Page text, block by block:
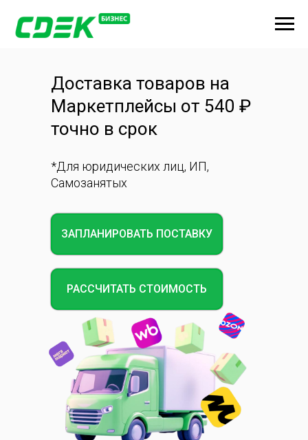
*Для юридических лиц, ИП,
Самозанятых
Доставка товаров на
Маркетплейсы от 540 ₽
точно в срок
РАССЧИТАТЬ СТОИМОСТЬ
ЗАПЛАНИРОВАТЬ ПОСТАВКУ